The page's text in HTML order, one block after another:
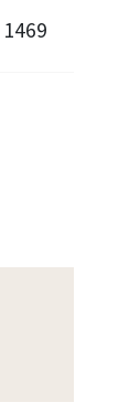
1469